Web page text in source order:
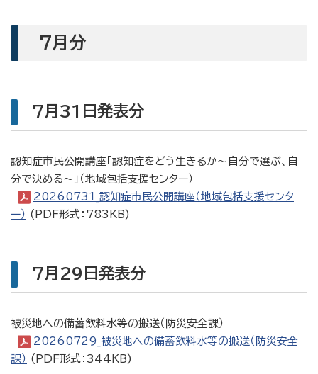
7月分
7月31日発表分
認知症市民公開講座「認知症をどう生きるか～自分で選ぶ、自
分で決める～」（地域包括支援センター）
20260731_認知症市民公開講座（地域包括支援センタ
ー） (PDF形式：783KB)
7月29日発表分
被災地への備蓄飲料水等の搬送（防災安全課）
20260729_被災地への備蓄飲料水等の搬送（防災安全
課） (PDF形式：344KB)